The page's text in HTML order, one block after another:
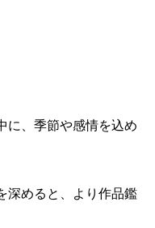
に、季節や感情を込め
深めると、より作品鑑